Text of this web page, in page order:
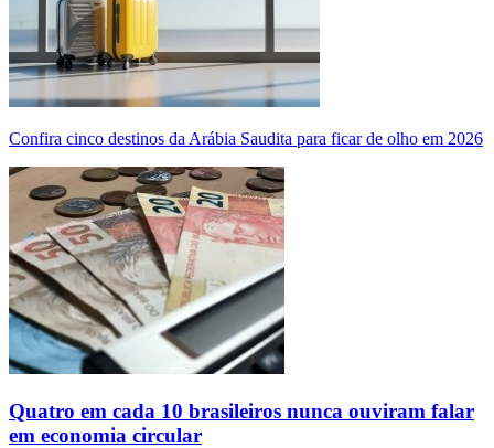
Confira cinco destinos da Arábia Saudita para ficar de olho em 2026
Quatro em cada 10 brasileiros nunca ouviram falar
em economia circular